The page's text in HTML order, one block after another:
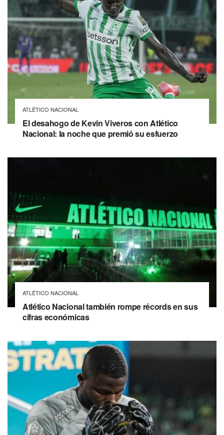
ATLÉTICO NACIONAL
El desahogo de Kevin Viveros con Atlético
Nacional: la noche que premió su esfuerzo
ATLÉTICO NACIONAL
Atlético Nacional también rompe récords en sus
cifras económicas